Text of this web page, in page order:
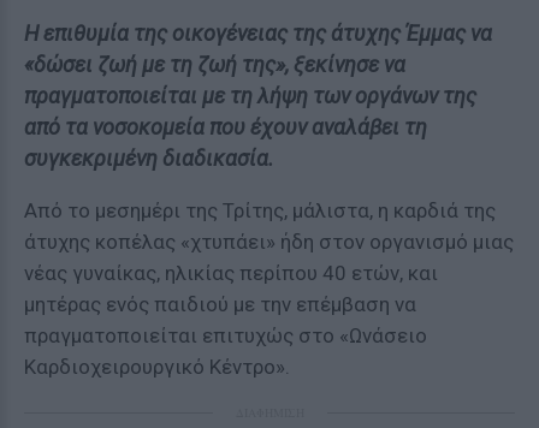
Η επιθυμία της οικογένειας της άτυχης Έμμας να
«δώσει ζωή με τη ζωή της», ξεκίνησε να
πραγματοποιείται με τη λήψη των οργάνων της
από τα νοσοκομεία που έχουν αναλάβει τη
συγκεκριμένη διαδικασία.
Από το μεσημέρι της Τρίτης, μάλιστα, η καρδιά της
άτυχης κοπέλας «χτυπάει» ήδη στον οργανισμό μιας
νέας γυναίκας, ηλικίας περίπου 40 ετών, και
μητέρας ενός παιδιού με την επέμβαση να
πραγματοποιείται επιτυχώς στο «Ωνάσειο
Καρδιοχειρουργικό Κέντρο».